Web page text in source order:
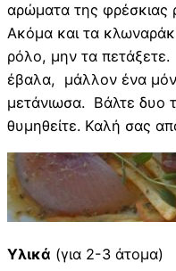
αρώματα της φρέσκιας
Ακόμα και τα
ρόλο, μην τα
έβαλα, μάλλον ένα
μετάνιωσα. Βάλτε δυο
θυμηθείτε. Καλή σας
Υλικά (για 2-3 άτομα)